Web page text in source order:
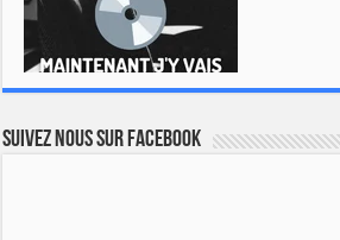
Suivez nous sur Facebook